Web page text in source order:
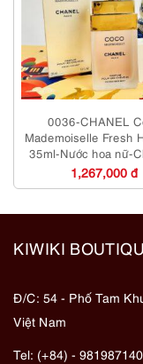
0036-CHANEL
Mademoiselle Fresh
35ml-Nước hoa nữ-
dụng
1,267,000 đ
KIWIKI
Đ/C: 54 - Phố Tam
Việt Nam
Tel: (+84) - 981987140